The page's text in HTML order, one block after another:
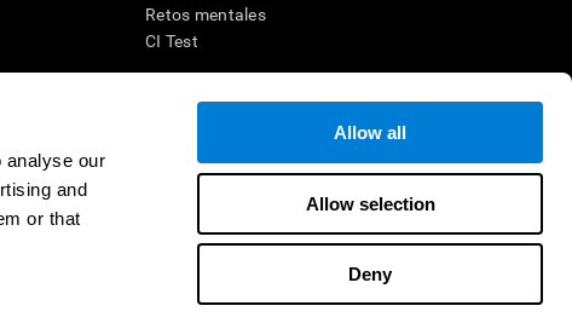
analyse our
and
or that
Allow all
Allow selection
Deny
Retos mentales
CI Test
diseñar una intervención terapéutica apropiada. En un entorno
un individuo debe ser dirigido a una posterior evaluación
de TDAH, dislexia, demencia o enfermedad similar sólo
no indica que esta herramienta sea o deba ser considerada como
con la cognición. Si se utiliza para fines de investigación, todo
por parte del investigador. Todas estas protecciones para el
45 CFR 46 del Código de Regulaciones Federales.
Contacto Ayuda